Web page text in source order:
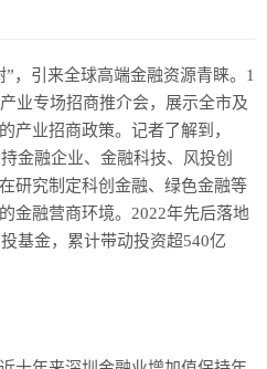
，引来全球高端金融资源青睐。1
业专场招商推介会，展示全市及
产业招商政策。记者了解到，
金融企业、金融科技、风投创
研究制定科创金融、绿色金融等
金融营商环境。2022年先后落地
基金，累计带动投资超540亿